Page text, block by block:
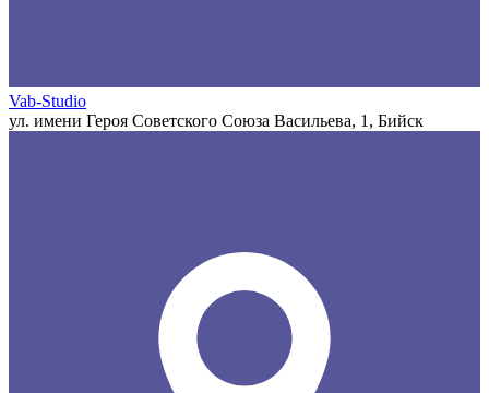
Vab-Studio
ул. имени Героя Советского Союза Васильева, 1, Бийск